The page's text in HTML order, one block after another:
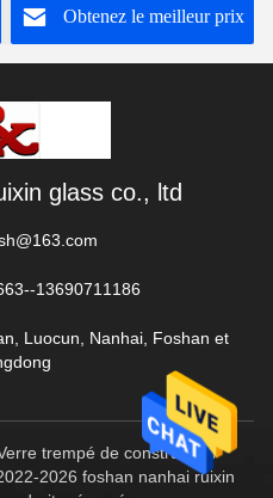
Obtenez le meilleur prix
glass co., ltd
13690711186
Luocun, Nanhai, Foshan et
trempé de construction
2026 foshan nanhai ruixin